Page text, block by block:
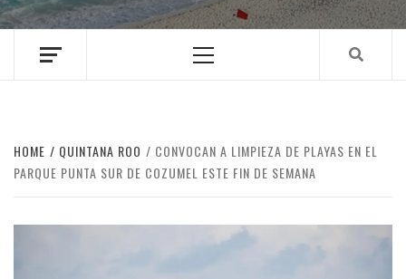
Menu
HOME QUINTANA ROO
CONVOCAN A LIMPIEZA DE PLAYAS EN EL
PARQUE PUNTA SUR DE COZUMEL ESTE FIN DE SEMANA